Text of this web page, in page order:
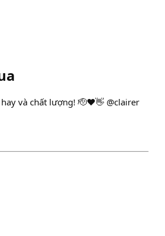
và chất lượng! 🫡❤️👋 @clairer